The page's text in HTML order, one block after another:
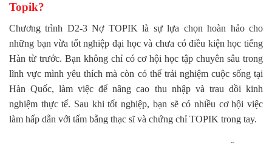
Topik?
Chương trình D2-3 Nợ TOPIK là sự lựa chọn hoàn hảo cho
những bạn vừa tốt nghiệp đại học và chưa có điều kiện học tiếng
Hàn từ trước. Bạn không chỉ có cơ hội học tập chuyên sâu trong
lĩnh vực mình yêu thích mà còn có thể trải nghiệm cuộc sống tại
Hàn Quốc, làm việc để nâng cao thu nhập và trau dồi kinh
nghiệm thực tế. Sau khi tốt nghiệp, bạn sẽ có nhiều cơ hội việc
làm hấp dẫn với tấm bằng thạc sĩ và chứng chỉ TOPIK trong tay.